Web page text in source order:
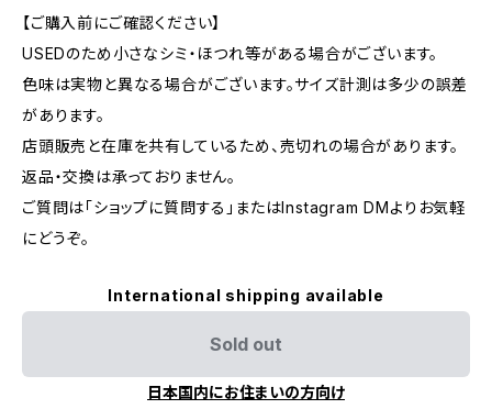
【ご購入前にご確認ください】
USEDのため小さなシミ・ほつれ等がある場合がございます。
色味は実物と異なる場合がございます。サイズ計測は多少の誤差
があります。
店頭販売と在庫を共有しているため、売切れの場合があります。
返品・交換は承っておりません。
ご質問は「ショップに質問する」またはInstagram DMよりお気軽
にどうぞ。
International shipping available
Sold out
日本国内にお住まいの方向け